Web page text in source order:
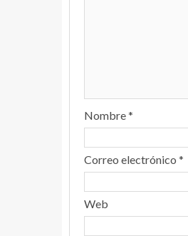
Nombre*
Correo electrónico *
Web